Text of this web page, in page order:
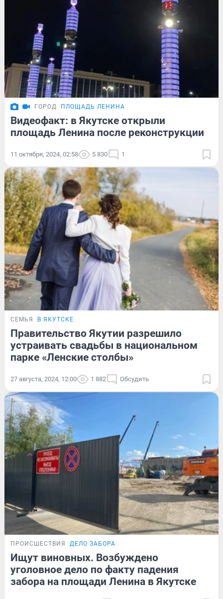
ГОРОД ПЛОЩАДЬ ЛЕНИНА
Видеофакт: в Якутске открыли
площадь Ленина после реконструкции
11 октября, 2024, 02:58 5 830 1
СЕМЬЯ В ЯКУТСКЕ
Правительство Якутии разрешило
устраивать свадьбы в национальном
парке «Ленские столбы»
27 августа, 2024, 12:00 1 882 Обсудить
ПРОИСШЕСТВИЯ ДЕЛО ЗАБОРА
Ищут виновных. Возбуждено
уголовное дело по факту падения
забора на площади Ленина в Якутске